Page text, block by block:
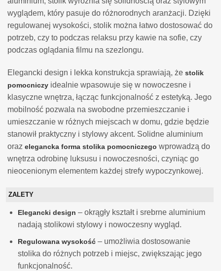
wyglądem, który pasuje do różnorodnych aranżacji. Dzięki
regulowanej wysokości, stolik można łatwo dostosować do
potrzeb, czy to podczas relaksu przy kawie na sofie, czy
podczas oglądania filmu na szezlongu.
Elegancki design i lekka konstrukcja sprawiają, że stolik
pomocniczy idealnie wpasowuje się w nowoczesne i
klasyczne wnętrza, łącząc funkcjonalność z estetyką. Jego
mobilność pozwala na swobodne przemieszczanie i
umieszczanie w różnych miejscach w domu, gdzie będzie
stanowił praktyczny i stylowy akcent. Solidne aluminium
oraz elegancka forma stolika pomocniczego wprowadzą do
wnętrza odrobinę luksusu i nowoczesności, czyniąc go
nieocenionym elementem każdej strefy wypoczynkowej.
ZALETY
Elegancki design – okrągły kształt i srebrne aluminium
nadają stolikowi stylowy i nowoczesny wygląd.
Regulowana wysokość– umożliwia dostosowanie
stolika do różnych potrzeb i miejsc, zwiększając jego
funkcjonalność.